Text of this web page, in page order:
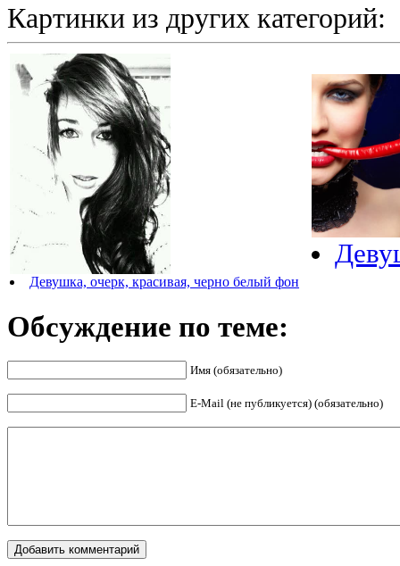
Картинки из других категорий:
Девушка, очерк, красивая, черно белый фон
Обсуждение по теме:
Имя (обязательно)
E-Mail (не публикуется) (обязательно)